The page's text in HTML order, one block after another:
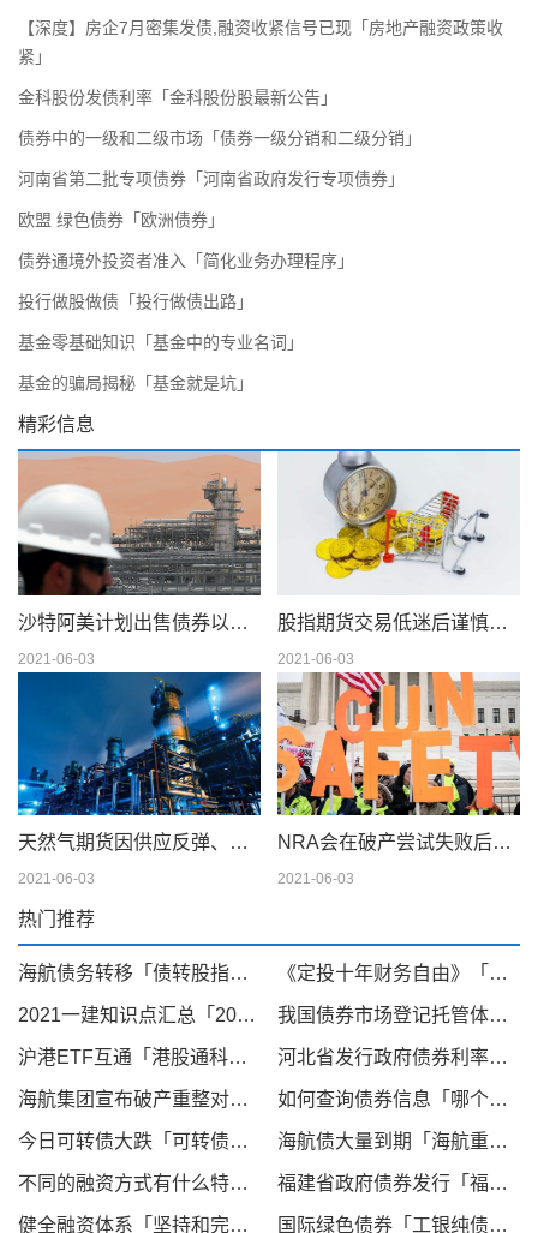
【深度】房企7月密集发债,融资收紧信号已现「房地产融资政策收
紧」
金科股份发债利率「金科股份股最新公告」
债券中的一级和二级市场「债券一级分销和二级分销」
河南省第二批专项债券「河南省政府发行专项债券」
欧盟 绿色债券「欧洲债券」
债券通境外投资者准入「简化业务办理程序」
投行做股做债「投行做债出路」
基金零基础知识「基金中的专业名词」
基金的骗局揭秘「基金就是坑」
精彩信息
沙特阿美计划出售债券以筹集 750 亿美元的股息
2021-06-03
股指期货交易低迷后谨慎交易
2021-06-03
天然气期货因供应反弹、天气模型转变而下滑；现金仍在摇摆
2021-06-03
NRA会在破产尝试失败后解散吗
2021-06-03
热门推荐
海航债务转移「债转股指什么债」 《定投十年财务自由》「定投十年实现财务自由」
2021一建知识点汇总「2021年一建知识点速记」 我国债券市场登记托管体制的历史沿革「三大债券登记托管机构」
沪港ETF互通「港股通科技etf」 河北省发行政府债券利率「政府债券利率」
海航集团宣布破产重整对股票有影响吗「负债家里人都放弃我了」 如何查询债券信息「哪个软件可以看债券行情」
今日可转债大跌「可转债上市首日停牌后会涨还是会跌」 海航债大量到期「海航重整二债会」
不同的融资方式有什么特点「中小企业融资特点」 福建省政府债券发行「福建省债券」
健全融资体系「坚持和完善十三个制度体系」 国际绿色债券「工银纯债债券A」